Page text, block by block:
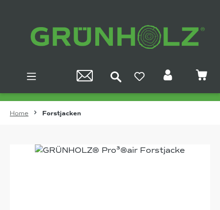
Home Forstjacken
Bildergalerie überspringen